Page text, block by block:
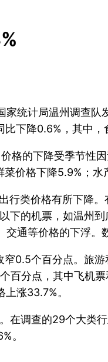
统计局温州调查
下降0.6%，其中，
格的下降受季节性
价格下降5.9%；水
行类价格有所下降
下的机票，如温州
通等价格的下浮。
0.5个百分点。旅
百分点，其中飞机
涨33.7%。
在调查的29个大类
。